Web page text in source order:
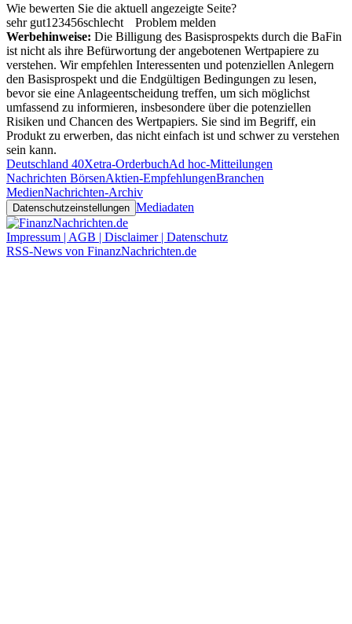
Wie bewerten Sie die aktuell angezeigte Seite?
sehr gut1 23456schlecht
Problem melden
Werbehinweise: Die Billigung des Basisprospekts durch die BaFin
ist nicht als ihre Befürwortung der angebotenen Wertpapiere zu
verstehen. Wir empfehlen Interessenten und potenziellen Anlegern
den Basisprospekt und die Endgültigen Bedingungen zu lesen,
bevor sie eine Anlageentscheidung treffen, um sich möglichst
umfassend zu informieren, insbesondere über die potenziellen
Risiken und Chancen des Wertpapiers. Sie sind im Begriff, ein
Produkt zu erwerben, das nicht einfach ist und schwer zu verstehen
sein kann.
Deutschland 40Xetra-OrderbuchAd hoc-Mitteilungen
Nachrichten BörsenAktien-EmpfehlungenBranchen
MedienNachrichten-Archiv
Datenschutzeinstellungen Mediadaten
Impressum | AGB | Disclaimer | Datenschutz
RSS-News von FinanzNachrichten.de